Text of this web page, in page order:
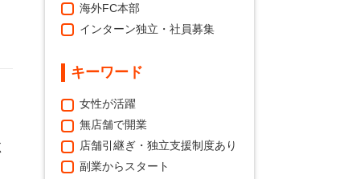
海外FC本部
インターン独立・社員募集
キーワード
女性が活躍
無店舗で開業
店舗引継ぎ・独立支援制度あり
副業からスタート